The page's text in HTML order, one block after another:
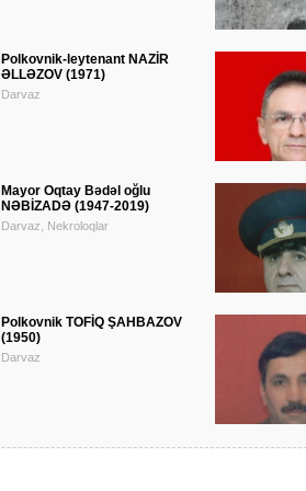
Polkovnik-leytenant NAZİR
ƏLLƏZOV (1971)
Darvaz
Mayor Oqtay Bədəl oğlu
NƏBİZADƏ (1947-2019)
Darvaz, Nekroloqlar
Polkovnik TOFİQ ŞAHBAZOV
(1950)
Darvaz